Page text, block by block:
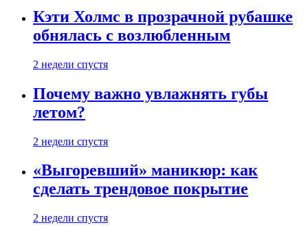
Кэти Холмс в прозрачной рубашке
обнялась с возлюбленным
2 недели спустя
Почему важно увлажнять губы
летом?
2 недели спустя
«Выгоревший» маникюр: как
сделать трендовое покрытие
2 недели спустя